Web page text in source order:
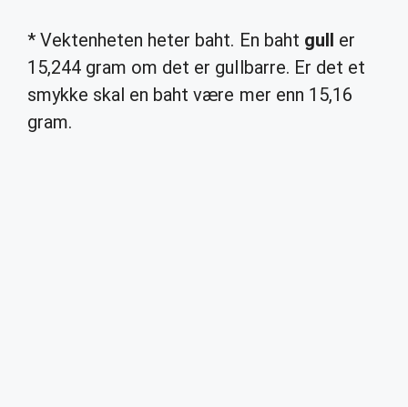
* Vektenheten heter baht. En baht gull er
15,244 gram om det er gullbarre. Er det et
smykke skal en baht være mer enn 15,16
gram.